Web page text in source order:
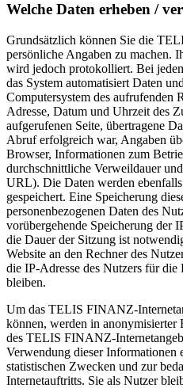
Welche Daten erheben /
Grundsätzlich können Sie die
persönliche Angaben zu machen.
wird jedoch protokolliert. Bei
das System automatisiert Daten
Computersystem des aufrufenden
Adresse, Datum und Uhrzeit des
aufgerufenen Seite, übertragene
Abruf erfolgreich war, Angaben
Browser, Informationen zum
durchschnittliche Verweildauer
URL). Die Daten werden
gespeichert. Eine Speicherung
personenbezogenen Daten des
vorübergehende Speicherung der
die Dauer der Sitzung ist
Website an den Rechner des
die IP-Adresse des Nutzers für die
bleiben.
Um das TELIS FINANZ-
können, werden in anonymisierter
des TELIS FINANZ-
Verwendung dieser Informationen
statistischen Zwecken und zur
Internetauftritts. Sie als Nutzer